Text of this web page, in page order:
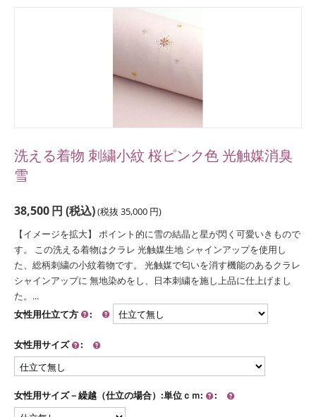
洗える着物 刺繍小紋 桜ピンク色 光触媒消臭
雪
38,500円 (税込)(税抜 35,000 円)
【イメージを拡大】 ポイント的に雪の結晶と星が閃く可愛いきもので
す。 この洗える着物はクラレ 光触媒生地 シャインアップを使用し
た、総柄刺繍の小紋着物です。 光触媒で匂いを消す機能のあるクラレ
シャインアップに 無地染めをし、日本刺繍を施し上品に仕上げまし
た。...
女性用仕立て方
:
女性用サイズ :
女性用サイズ－繰越（仕立の場合）:単位ｃｍ: :